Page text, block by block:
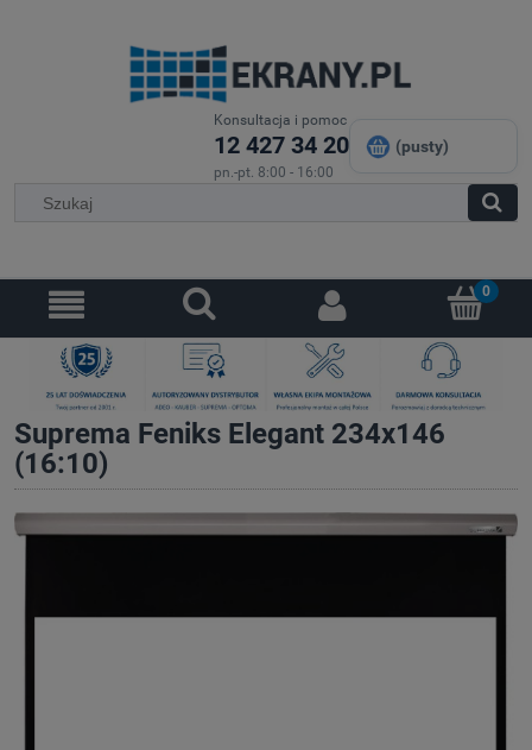
Konsultacja i pomoc
12 427 34 20
pn.-pt. 8:00 - 16:00
(pusty)
Suprema Feniks Elegant 234x146
(16:10)